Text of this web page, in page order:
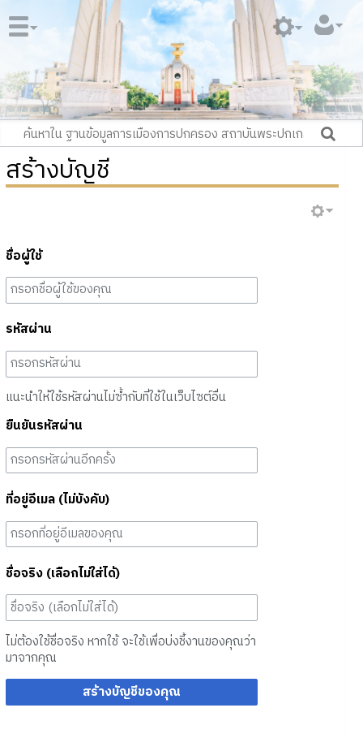
สร้างบัญชี
ชื่อผู้ใช้
รหัสผ่าน
แนะนำให้ใช้รหัสผ่านไม่ซ้ำกับที่ใช้ในเว็บไซต์อื่น
ยืนยันรหัสผ่าน
ที่อยู่อีเมล (ไม่บังคับ)
ชื่อจริง (เลือกไม่ใส่ได้)
ไม่ต้องใช้ชื่อจริง หากใช้ จะใช้เพื่อบ่งชี้งานของคุณว่า
มาจากคุณ
สร้างบัญชีของคุณ